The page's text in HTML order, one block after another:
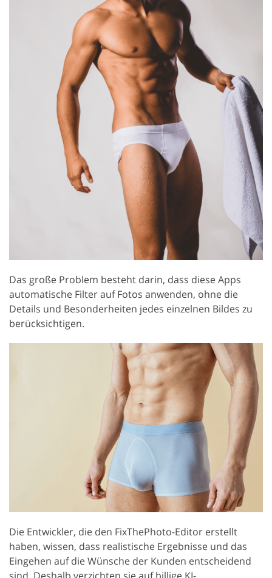
Das große Problem besteht darin, dass diese Apps
automatische Filter auf Fotos anwenden, ohne die
Details und Besonderheiten jedes einzelnen Bildes zu
berücksichtigen.
Die Entwickler, die den FixThePhoto-Editor erstellt
haben, wissen, dass realistische Ergebnisse und das
Eingehen auf die Wünsche der Kunden entscheidend